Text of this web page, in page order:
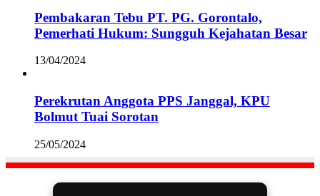
Pembakaran Tebu PT. PG. Gorontalo,
Pemerhati Hukum: Sungguh Kejahatan Besar
13/04/2024
Perekrutan Anggota PPS Janggal, KPU
Bolmut Tuai Sorotan
25/05/2024